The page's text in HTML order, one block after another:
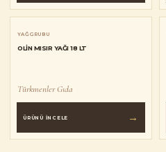
YAĞ GRUBU
OLIN MISIR YAĞI 18 LT
Türkmenler Gıda
ÜRÜNÜ İNCELE →